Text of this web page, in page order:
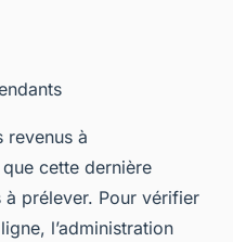
revenus à
cette dernière
prélever. Pour vérifier
l’administration